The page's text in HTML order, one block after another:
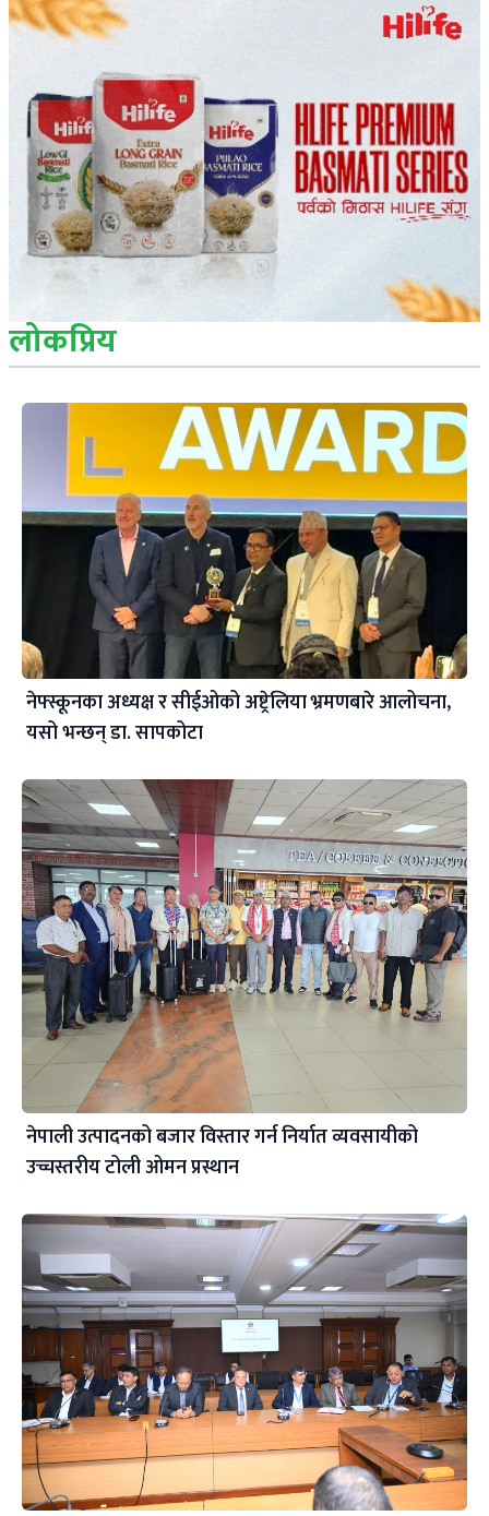
लोकप्रिय
नेफ्स्कूनका अध्यक्ष र सीईओको अष्ट्रेलिया भ्रमणबारे आलोचना,
यसो भन्छन् डा‍. सापकोटा
नेपाली उत्पादनको बजार विस्तार गर्न निर्यात व्यवसायीको
उच्चस्तरीय टोली ओमन प्रस्थान